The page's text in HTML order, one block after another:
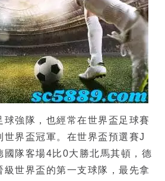
球強隊，也經常在世界盃足球賽
世界盃冠軍。在世界盃預選賽J
國隊客場4比0大勝北馬其頓，德
級世界盃的第一支球隊，最先拿